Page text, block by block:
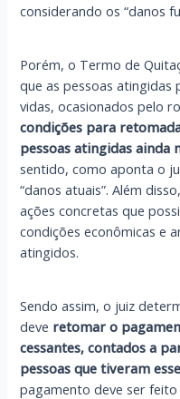
considerando os “danos
Porém, o Termo de
que as pessoas
vidas, ocasionados pelo
condições para
pessoas atingidas ainda
sentido, como aponta o
“danos atuais”. Além
ações concretas que
condições econômicas e
atingidos.
Sendo assim, o juiz
deve retomar o
cessantes, contados a
pessoas que tiveram
pagamento deve ser